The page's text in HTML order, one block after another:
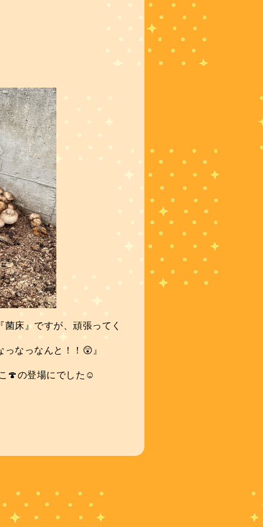
床』ですが、頑張ってく
なっなんと！！😲』
🍄の登場にでした☺